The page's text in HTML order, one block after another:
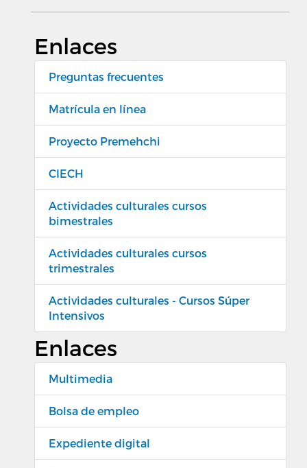
Enlaces
Preguntas frecuentes
Matrícula en línea
Proyecto Premehchi
CIECH
Actividades culturales cursos
bimestrales
Actividades culturales cursos
trimestrales
Actividades culturales - Cursos Súper
Intensivos
Enlaces
Multimedia
Bolsa de empleo
Expediente digital